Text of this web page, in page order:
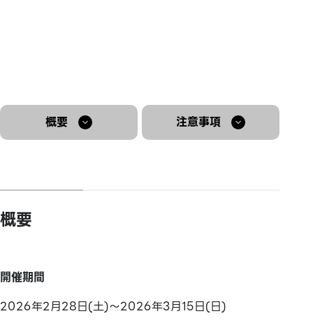
概要 注意事項
概要
開催期間
2026年2月28日(土)～2026年3月15日(日)